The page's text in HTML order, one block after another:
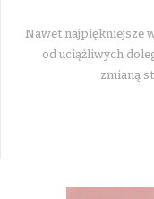
Nawet najpiękniejsze
od uciążliwych
zmianą